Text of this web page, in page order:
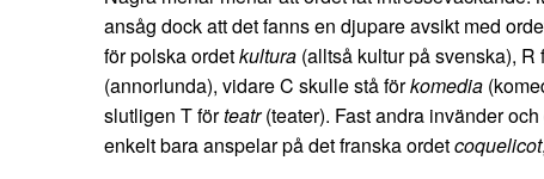
ansåg dock att det fanns en djupare avsikt med
för polska ordetkultura (alltså kultur på svenska), R
(annorlunda), vidare C skulle stå förkomedia
slutligen T förteatr(teater). Fast andra invänder
enkelt bara anspelar på det franska ordetcoquelicot